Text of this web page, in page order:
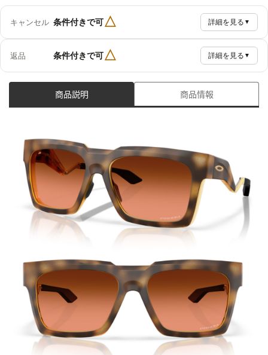
キャンセル 条件付きで可△ 詳細を見る ▼
返品 条件付きで可△ 詳細を見る ▼
商品説明 商品情報